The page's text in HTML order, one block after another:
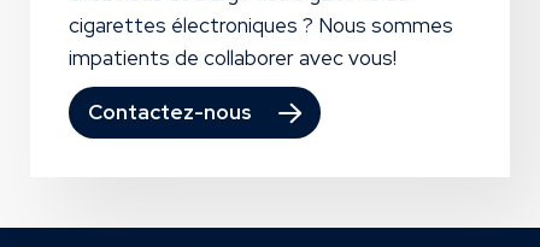
cigarettes électroniques ? Nous sommes
impatients de collaborer avec vous!
Contactez-nous